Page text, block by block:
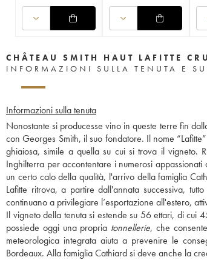
CHÂTEAU SMITH HAUT LAFITTE
INFORMAZIONI SULLA TENUTA E
Informazioni sulla tenuta
Nonostante si producesse vino in queste terre fin
con Georges Smith, il suo fondatore. Il nome
ghiaiosa, simile a quella su cui si trova il vigneto.
Inghilterra per accontentare i numerosi
un certo calo della qualità, l'arrivo della famiglia
Lafitte ritrova, a partire dall'annata successiva,
continuano a privilegiare l’esportazione all'estero,
Il vigneto della tenuta si estende su 56 ettari, di cui
possiede oggi una propria tonnellerie, che
meteorologica integrata aiuta a prevenire le
Bordeaux. Alla famiglia Cathiard si deve anche la